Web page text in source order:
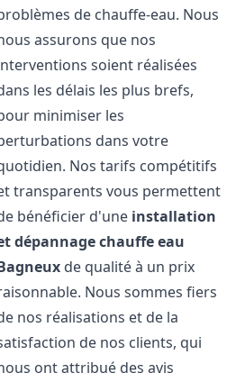
de chauffe-eau. Nous
assurons que nos
soient réalisées
les délais les plus brefs,
minimiser les
dans votre
Nos tarifs compétitifs
transparents vous permettent
bénéficier d'une installation
dépannage chauffe eau
de qualité à un prix
Nous sommes fiers
nos réalisations et de la
de nos clients, qui
ont attribué des avis